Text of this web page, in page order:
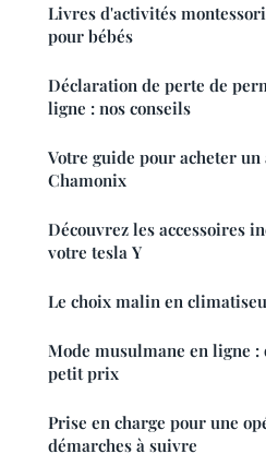
Livres d'activités
pour bébés
Déclaration de perte de
ligne : nos conseils
Votre guide pour acheter
Chamonix
Découvrez les accessoires
votre tesla Y
Le choix malin en
Mode musulmane en ligne :
petit prix
Prise en charge pour une
démarches à suivre